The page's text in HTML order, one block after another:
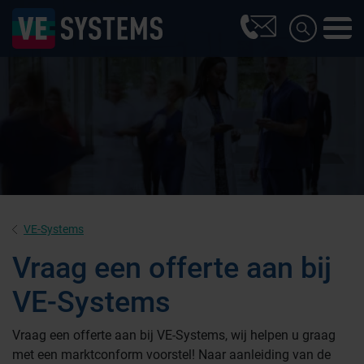
VE-Systems
Vraag een offerte aan bij
VE-Systems
Vraag een offerte aan bij VE-Systems, wij helpen u graag
met een marktconform voorstel! Naar aanleiding van de
Farmaceutische industrie